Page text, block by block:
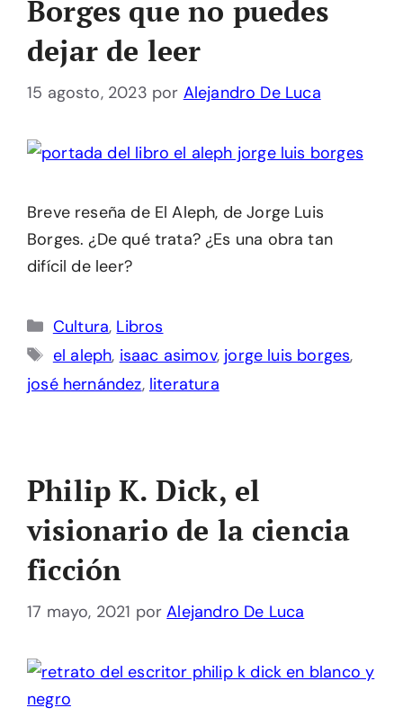
Borges que no puedes
dejar de leer
15 agosto, 2023 por Alejandro De Luca
Breve reseña de El Aleph, de Jorge Luis
Borges. ¿De qué trata? ¿Es una obra tan
difícil de leer?
Categorías
Cultura, Libros
Etiquetas
el aleph, isaac asimov, jorge luis borges,
josé hernández, literatura
Philip K. Dick, el
visionario de la ciencia
ficción
17 mayo, 2021 porAlejandro De Luca